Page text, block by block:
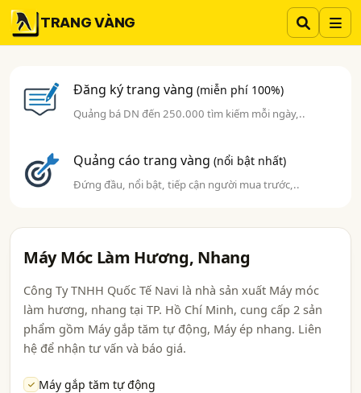
TRANG VÀNG
Đăng ký trang vàng(miễn phí 100%)
Quảng bá DN đến 250.000 tìm kiếm mỗi ngày,..
Quảng cáo trang vàng(nổi bật nhất)
Đứng đầu, nổi bật, tiếp cận người mua trước,..
Máy Móc Làm Hương, Nhang
Công Ty TNHH Quốc Tế Navi là nhà sản xuất Máy móc
làm hương, nhang tại TP. Hồ Chí Minh, cung cấp 2 sản
phẩm gồm Máy gắp tăm tự động, Máy ép nhang. Liên
hệ để nhận tư vấn và báo giá.
Máy gắp tăm tự động